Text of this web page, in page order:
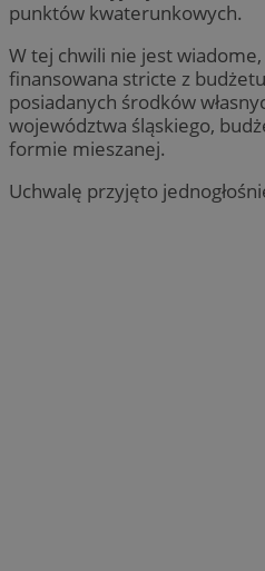
punktów kwaterunkowych.
W tej chwili nie jest
finansowana stricte z
posiadanych środków
województwa śląskiego,
formie mieszanej.
Uchwalę przyjęto